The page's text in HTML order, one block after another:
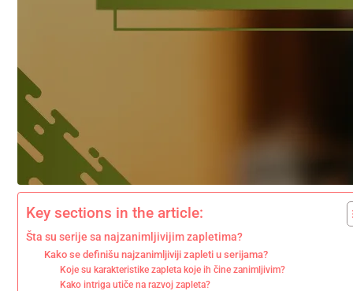
Key sections in the article:
Šta su serije sa najzanimljivijim zapletima?
Kako se definišu najzanimljiviji zapleti u serijama?
Koje su karakteristike zapleta koje ih čine zanimljivim?
Kako intriga utiče na razvoj zapleta?